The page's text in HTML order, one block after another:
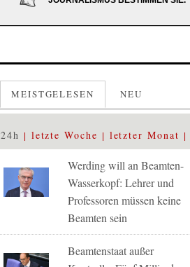
MEISTGELESEN NEU
24h letzte Woche letzter Monat
Werding will an Beamten-
Wasserkopf: Lehrer und
Professoren müssen keine
Beamten sein
Beamtenstaat außer